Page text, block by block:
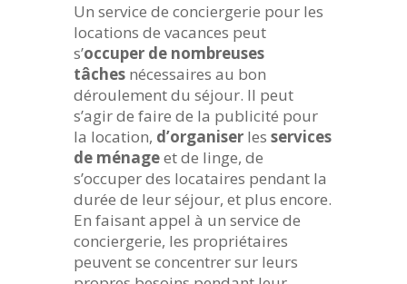
Un service de conciergerie pour les
locations de vacances peut
s’occuper de nombreuses
tâches nécessaires au bon
déroulement du séjour. Il peut
s’agir de faire de la publicité pour
la location, d’organiser les services
de ménageet de linge, de
s’occuper des locataires pendant la
durée de leur séjour, et plus encore.
En faisant appel à un service de
conciergerie, les propriétaires
peuvent se concentrer sur leurs